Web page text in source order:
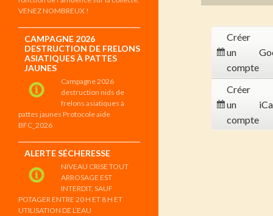
Créer
un
compte
Créer
un
compte
VENEZ NOMBREUX !
CAMPAGNE 2026
DESTRUCTION DE FRELONS
ASIATIQUES À PATTES
JAUNES
Campagne 2026
destruction nids de
frelons asiatiques à
pattes jaunes Protocole aide
BFC_2026
ALERTE SÉCHERESSE
NIVEAU CRISE TOUT
ARROSAGE EST
INTERDIT, SAUF
POTAGER ENTRE 20 H ET 8 H ET
UTILISATION DE L’EAU